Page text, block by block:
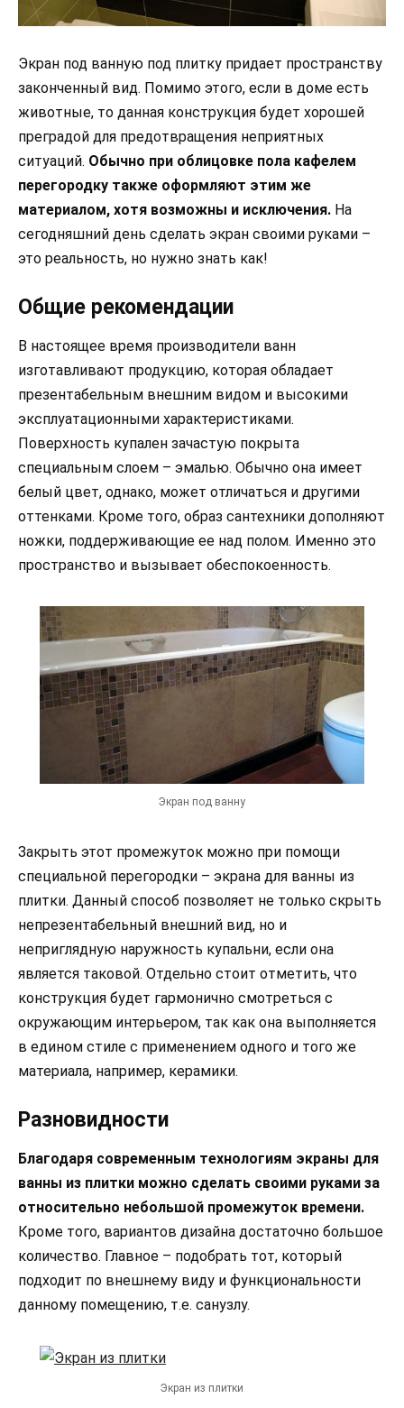
Экран под ванную под плитку придает пространству
законченный вид. Помимо этого, если в доме есть
животные, то данная конструкция будет хорошей
преградой для предотвращения неприятных
ситуаций. Обычно при облицовке пола кафелем
перегородку также оформляют этим же
материалом, хотя возможны и исключения. На
сегодняшний день сделать экран своими руками –
это реальность, но нужно знать как!
Общие рекомендации
В настоящее время производители ванн
изготавливают продукцию, которая обладает
презентабельным внешним видом и высокими
эксплуатационными характеристиками.
Поверхность купален зачастую покрыта
специальным слоем – эмалью. Обычно она имеет
белый цвет, однако, может отличаться и другими
оттенками. Кроме того, образ сантехники дополняют
ножки, поддерживающие ее над полом. Именно это
пространство и вызывает обеспокоенность.
Экран под ванну
Закрыть этот промежуток можно при помощи
специальной перегородки – экрана для ванны из
плитки. Данный способ позволяет не только скрыть
непрезентабельный внешний вид, но и
неприглядную наружность купальни, если она
является таковой. Отдельно стоит отметить, что
конструкция будет гармонично смотреться с
окружающим интерьером, так как она выполняется
в едином стиле с применением одного и того же
материала, например, керамики.
Разновидности
Благодаря современным технологиям экраны для
ванны из плитки можно сделать своими руками за
относительно небольшой промежуток времени.
Кроме того, вариантов дизайна достаточно большое
количество. Главное – подобрать тот, который
подходит по внешнему виду и функциональности
данному помещению, т.е. санузлу.
Экран из плитки